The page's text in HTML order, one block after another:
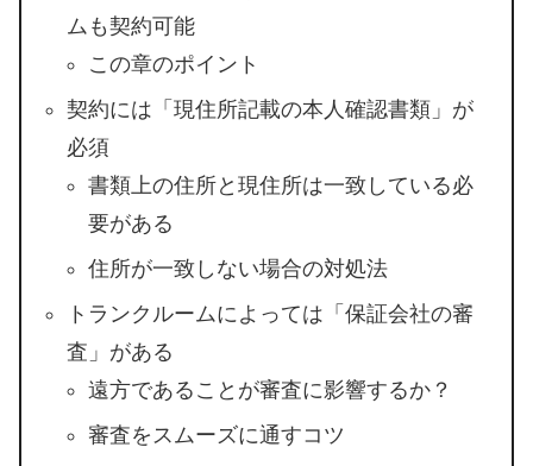
ムも契約可能
この章のポイント
契約には「現住所記載の本人確認書類」が
必須
書類上の住所と現住所は一致している必
要がある
住所が一致しない場合の対処法
トランクルームによっては「保証会社の審
査」がある
遠方であることが審査に影響するか？
審査をスムーズに通すコツ